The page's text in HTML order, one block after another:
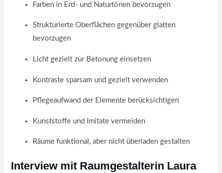
Farben in Erd- und Naturtönen bevorzugen
Strukturierte Oberflächen gegenüber glatten
bevorzugen
Licht gezielt zur Betonung einsetzen
Kontraste sparsam und gezielt verwenden
Pflegeaufwand der Elemente berücksichtigen
Kunststoffe und Imitate vermeiden
Räume funktional, aber nicht überladen gestalten
Interview mit Raumgestalterin Laura